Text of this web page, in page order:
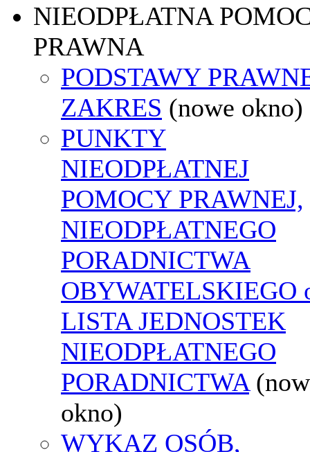
NIEODPŁATNA
PRAWNA
PODSTAWY
ZAKRES (nowe okno)
PUNKTY
NIEODPŁATNEJ
POMOCY PRAWNEJ,
NIEODPŁATNEGO
PORADNICTWA
OBYWATELSKIEGO
LISTA JEDNOSTEK
NIEODPŁATNEGO
PORADNICTWA
okno)
WYKAZ OSÓB,